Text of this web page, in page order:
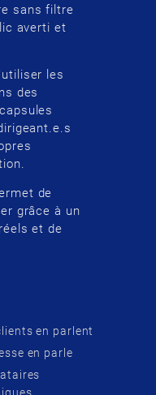
sans filtre
averti et
les
des
de
grâce à un
et de
en parlent
en parle